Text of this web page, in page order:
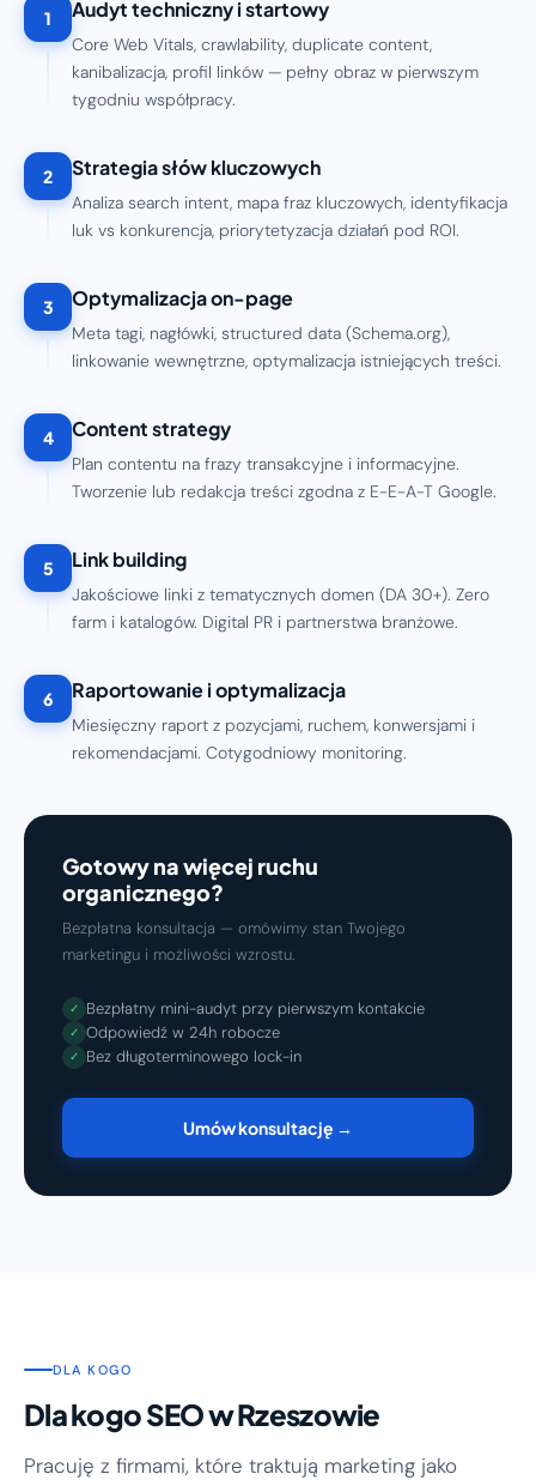
1 Audyt techniczny i startowy
Core Web Vitals, crawlability, duplicate content,
kanibalizacja, profil linków — pełny obraz w pierwszym
tygodniu współpracy.
2 Strategia słów kluczowych
Analiza search intent, mapa fraz kluczowych, identyfikacja
luk vs konkurencja, priorytetyzacja działań pod ROI.
3 Optymalizacja on-page
Meta tagi, nagłówki, structured data (Schema.org),
linkowanie wewnętrzne, optymalizacja istniejących treści.
4 Content strategy
Plan contentu na frazy transakcyjne i informacyjne.
Tworzenie lub redakcja treści zgodna z E-E-A-T Google.
5 Link building
Jakościowe linki z tematycznych domen (DA 30+). Zero
farm i katalogów. Digital PR i partnerstwa branżowe.
6 Raportowanie i optymalizacja
Miesięczny raport z pozycjami, ruchem, konwersjami i
rekomendacjami. Cotygodniowy monitoring.
Gotowy na więcej ruchu
organicznego?
Bezpłatna konsultacja — omówimy stan Twojego
marketingu i możliwości wzrostu.
✓ Bezpłatny mini-audyt przy pierwszym kontakcie
✓ Odpowiedź w 24h robocze
✓ Bez długoterminowego lock-in
Umów konsultację →
DLA KOGO
Dla kogo SEO w Rzeszowie
Pracuję z firmami, które traktują marketing jako